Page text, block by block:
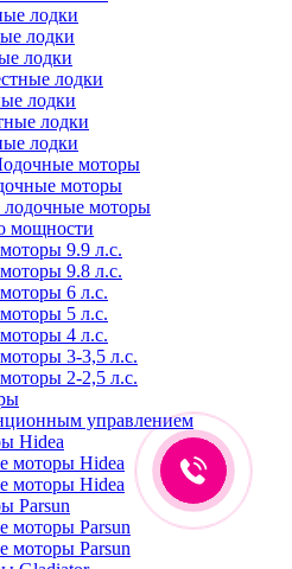
лодки
лодки
лодки
лодки
лодки
лодки
лодки
моторы
моторы
лодочные моторы
мощности
9.9 л.с.
9.8 л.с.
6 л.с.
5 л.с.
4 л.с.
3-3,5 л.с.
2-2,5 л.с.
управлением
Hidea
моторы Hidea
моторы Hidea
Parsun
моторы Parsun
моторы Parsun